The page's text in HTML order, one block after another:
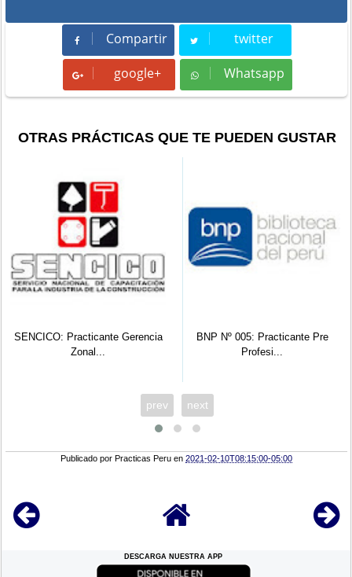
Compartir
Compartir twitter
Tweet
google+ Whatsapp
Whatsapp
OTRAS PRÁCTICAS QUE TE PUEDEN GUSTAR
SENCICO: Practicante Gerencia
Zonal...
BNP Nº 005: Practicante Pre
Profesi...
prev next
Publicado porPracticas Peru en2021-02-10T08:15:00-05:00
DESCARGA NUESTRA APP